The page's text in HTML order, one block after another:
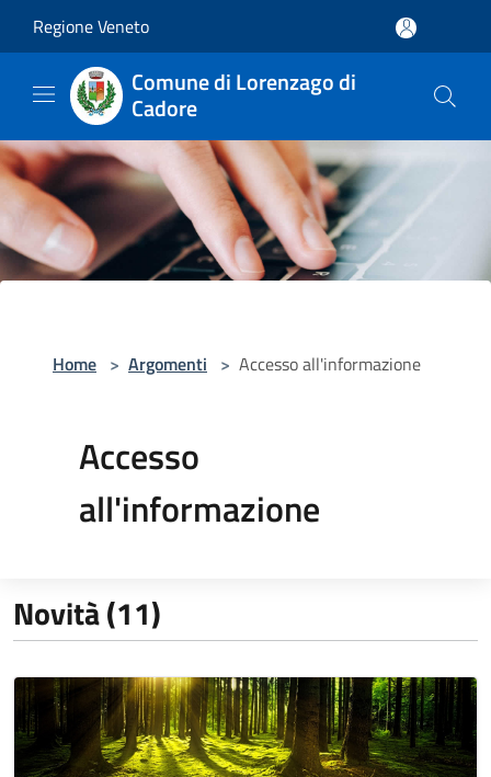
Regione Veneto
Comune di Lorenzago di
Cadore
Home > Argomenti > Accesso all'informazione
Accesso
all'informazione
Novità (11)